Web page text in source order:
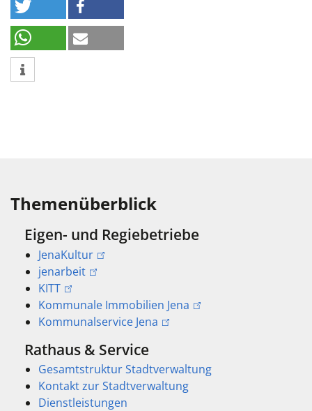
Themenüberblick
Eigen- und Regiebetriebe
JenaKultur
jenarbeit
KITT
Kommunale Immobilien Jena
Kommunalservice Jena
Rathaus & Service
Gesamtstruktur Stadtverwaltung
Kontakt zur Stadtverwaltung
Dienstleistungen